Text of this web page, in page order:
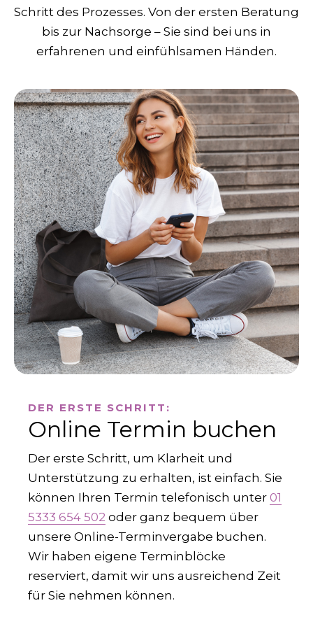
Schritt des Prozesses. Von der ersten Beratung
bis zur Nachsorge – Sie sind bei uns in
erfahrenen und einfühlsamen Händen.
DER ERSTE SCHRITT:
Online Termin buchen
Der erste Schritt, um Klarheit und
Unterstützung zu erhalten, ist einfach. Sie
können Ihren Termin telefonisch unter 01
5333 654 502 oder ganz bequem über
unsere Online-Terminvergabe buchen.
Wir haben eigene Terminblöcke
reserviert, damit wir uns ausreichend Zeit
für Sie nehmen können.